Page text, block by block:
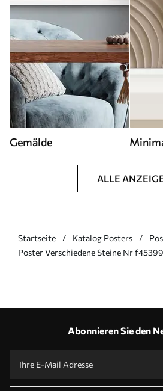
Gemälde
ALLE
Startseite Katalog Posters
Poster Verschiedene Steine Nr f45399
Abonnieren Sie den